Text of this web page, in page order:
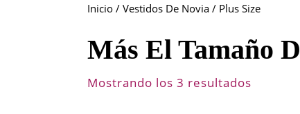
Inicio / Vestidos De Novia / Plus Size
Más El Tamaño
Mostrando los 3 resultados